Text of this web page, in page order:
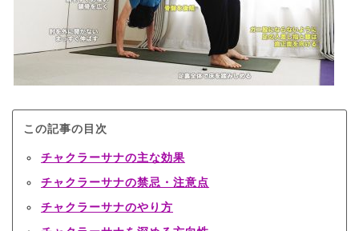
この記事の目次
チャクラーサナの主な効果
チャクラーサナの禁忌・注意点
チャクラーサナのやり方